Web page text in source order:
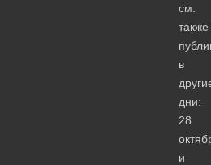
см.
также
в
дни:
28
и